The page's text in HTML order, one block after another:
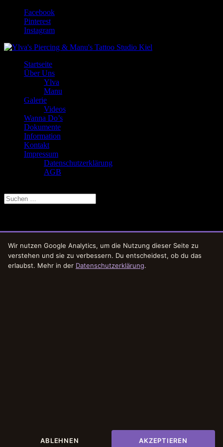
Facebook
Pinterest
Instagram
Startseite
Über Uns
Ylva
Manu
Galerie
Videos
Wanna Do’s
Dokumente
Information
Kontakt
Impressum
Datenschutzerklärung
AGB
Die angefragte Seite konnte nicht gefunden werden. Verfeinern Sie
Ihre Suche oder verwenden Sie die Navigation oben, um den
Beitrag zu finden.
Wir nutzen Google Analytics, um die Nutzung dieser Seite zu
verstehen und sie zu verbessern. Du entscheidest, ob du das
erlaubst. Mehr in der Datenschutzerklärung.
ABLEHNEN AKZEPTIEREN